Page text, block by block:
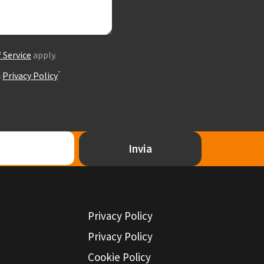
apply.
Privacy Policy*
Invia
Privacy Policy
Privacy Policy
Cookie Policy